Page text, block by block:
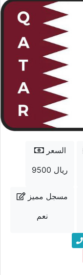
السعر
9500 ريال
مسجل مميز
نعم